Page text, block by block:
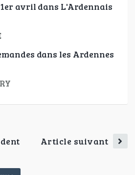
avril dans L'Ardennais
dans les Ardennes
Article suivant